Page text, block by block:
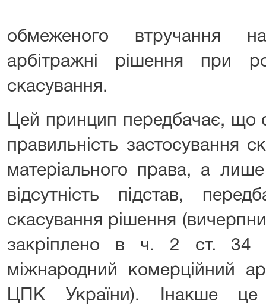
обмеженого втручання
арбітражні рішення при
скасування.
Цей принцип передбачає, що
правильність застосування
матеріального права, а лише
відсутність підстав,
скасування рішення
закріплено в ч. 2 ст. 34
міжнародний комерційний
ЦПК України). Інакше